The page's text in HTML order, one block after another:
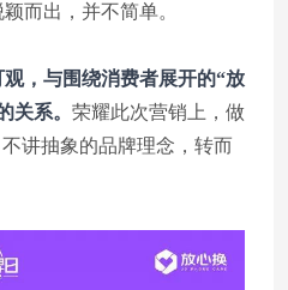
而出，并不简单。
，与围绕消费者展开的“放
关系。 荣耀此次营销上，做
讲抽象的品牌理念，转而